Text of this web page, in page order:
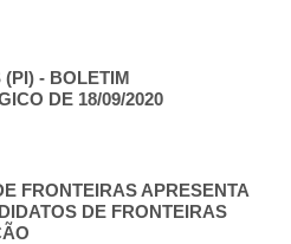
(PI) - BOLETIM
DE 18/09/2020
FRONTEIRAS APRESENTA
DE FRONTEIRAS